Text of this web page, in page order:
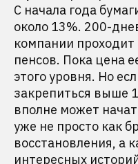
С начала года
около 13%. 200-
компании
пенсов. Пока цена
этого уровня. Но
закрепиться выше
вполне может
уже не просто как
восстановления, а
интересных